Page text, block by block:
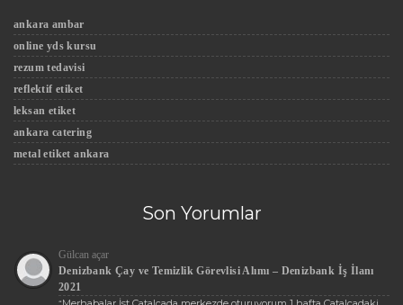
ankara ambar
online yds kursu
rezum tedavisi
reflektif etiket
leksan etiket
ankara catering
metal etiket ankara
Son Yorumlar
Gülcan açar
Denizbank Çay ve Temizlik Görevlisi Alımı – Denizbank İş İlanı
2021